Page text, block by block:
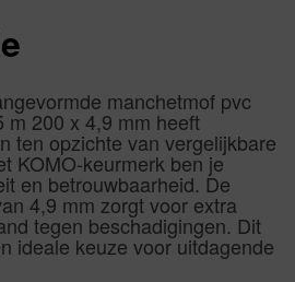
manchetmof pvc
m 200 x 4,9 mm heeft
ten opzichte van vergelijkbare
KOMO-keurmerk ben je
en betrouwbaarheid. De
4,9 mm zorgt voor extra
tegen beschadigingen. Dit
ideale keuze voor uitdagende